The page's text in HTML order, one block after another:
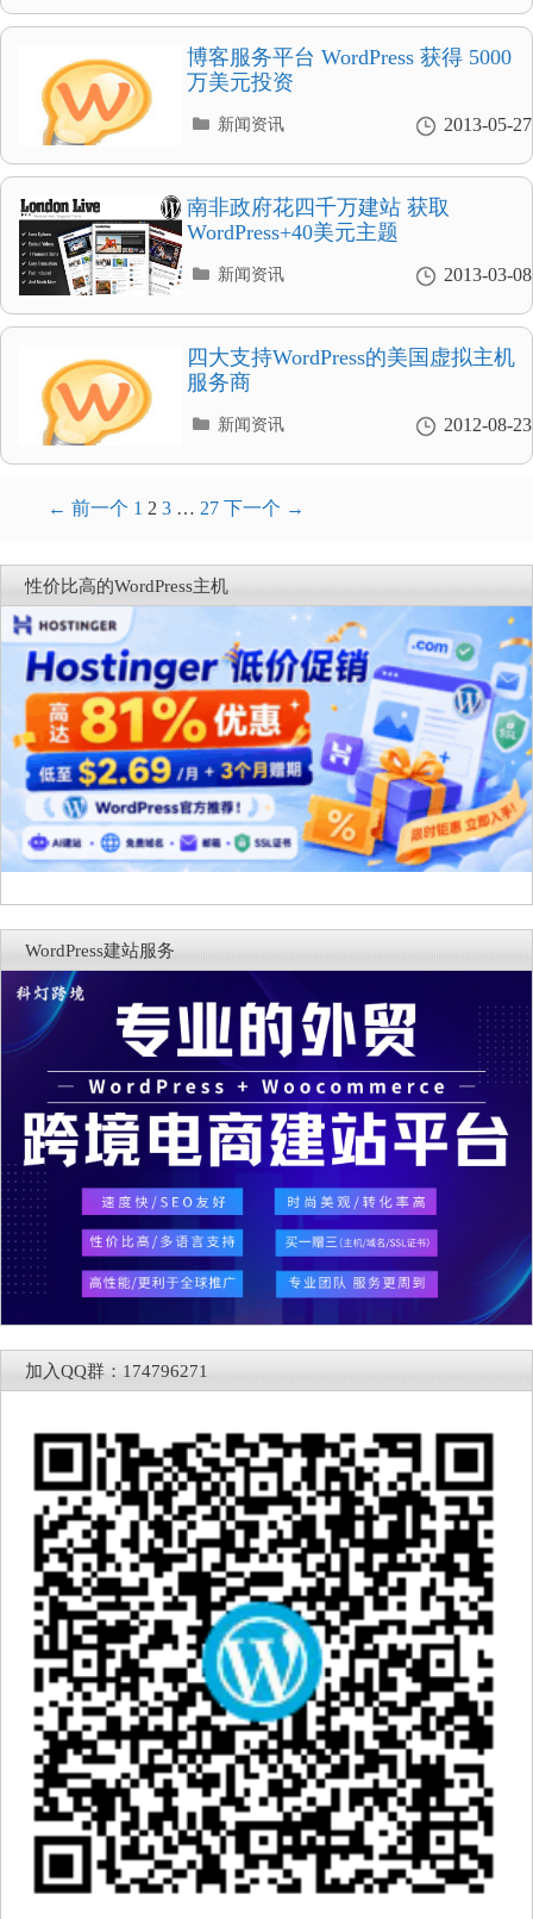
录
博客服务平台 WordPress 获得 5000
万美元投资
2013-05-27
分
录
新闻资讯
南非政府花四千万建站 获取
WordPress+40美元主题
2013-03-08
分
录
新闻资讯
四大支持WordPress的美国虚拟主机
服务商
2012-08-23
分
录
新闻资讯
文
导
航
← 前一个 1 2 3 … 27 下一个 →
性价比高的WordPress主机
WordPress建站服务
加入QQ群：174796271